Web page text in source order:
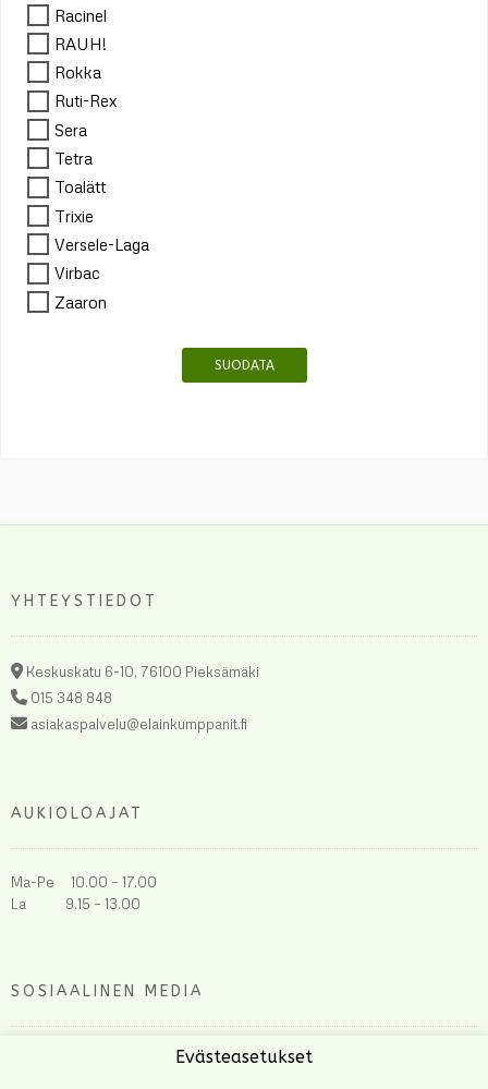
Racinel
RAUH!
Rokka
Ruti-Rex
Sera
Tetra
Toalätt
Trixie
Versele-Laga
Virbac
Zaaron
SUODATA
YHTEYSTIEDOT
Keskuskatu 6-10, 76100 Pieksämäki
015 348 848
asiakaspalvelu@elainkumppanit.fi
AUKIOLOAJAT
Ma-Pe 10.00 – 17.00
La 9.15 – 13.00
SOSIAALINEN MEDIA
Evästeasetukset